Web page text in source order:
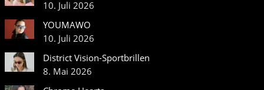
10. Juli 2026
YOUMAWO
10. Juli 2026
District Vision-Sportbrillen
8. Mai 2026